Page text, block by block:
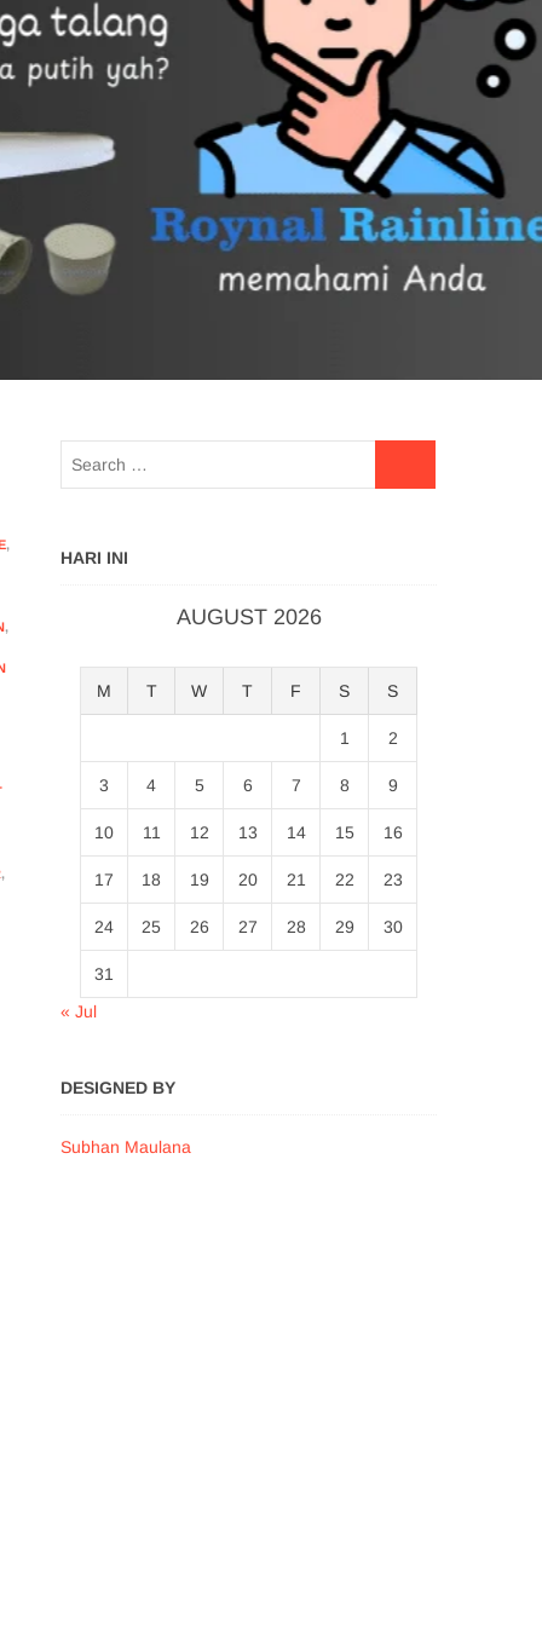
HOTLINE
,
,
,
HARI INI
AUGUST 2026
M T W T F S S
1 2
3 4 5 6 7 8 9
10 11 12 13 14 15 16
17 18 19 20 21 22 23
24 25 26 27 28 29 30
31
« Jul
DESIGNED BY
Subhan Maulana